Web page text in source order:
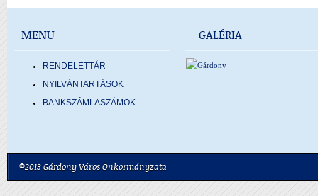
MENÜ
RENDELETTÁR
NYILVÁNTARTÁSOK
BANKSZÁMLASZÁMOK
GALÉRIA
©2013 Gárdony Város Önkormányzata